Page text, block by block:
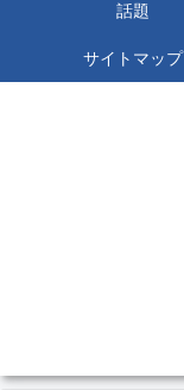
話題
サイトマップ